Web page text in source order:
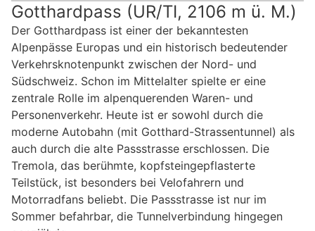
Gotthardpass (UR/TI, 2106 m ü. M.)
Der Gotthardpass ist einer der bekanntesten
Alpenpässe Europas und ein historisch bedeutender
Verkehrsknotenpunkt zwischen der Nord- und
Südschweiz. Schon im Mittelalter spielte er eine
zentrale Rolle im alpenquerenden Waren- und
Personenverkehr. Heute ist er sowohl durch die
moderne Autobahn (mit Gotthard-Strassentunnel) als
auch durch die alte Passstrasse erschlossen. Die
Tremola, das berühmte, kopfsteingepflasterte
Teilstück, ist besonders bei Velofahrern und
Motorradfans beliebt. Die Passstrasse ist nur im
Sommer befahrbar, die Tunnelverbindung hingegen